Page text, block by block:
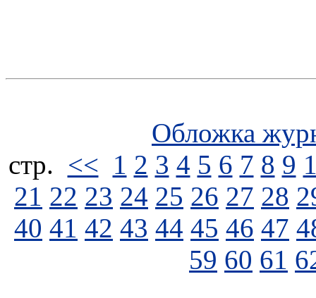
Обложка
стp. << 1 2 3 4 5 6 7 8 9
21 22 23 24 25 26 27 28
40 41 42 43 44 45 46 47
59 60 61